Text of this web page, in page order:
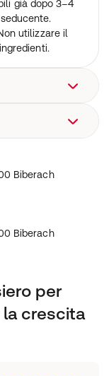
già dopo 3–4
utilizzare il
Extract,
Extract,
Extract,
extract,
Biberach
Biberach
Biberach
per
crescita